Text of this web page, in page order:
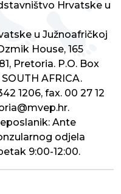
Hrvatske u
u Južnoafričkoj
House, 165
Pretoria. P.O. Box
AFRICA.
1206, fax. 00 27 12
Ante
odjela
9:00-12:00.